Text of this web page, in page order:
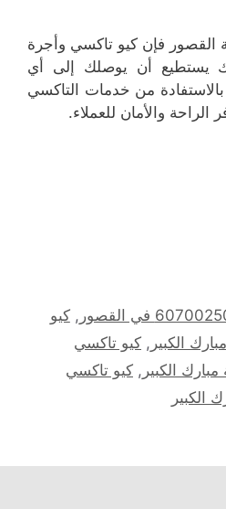
فإن كيو تاكسي وأجرة
يستطيع أن يوصلك إلى أي
من خدمات التاكسي
الراحة والأمان للعملاء.
,كيو
, كيو تاكسي
, كيو تاكسي
الكبير